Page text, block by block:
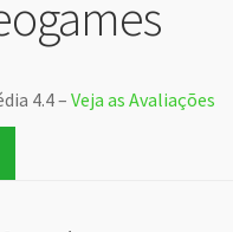
4.4 – Veja as Avaliações